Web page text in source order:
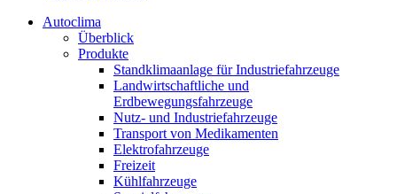
Autoclima
Überblick
Produkte
Standklimaanlage für Industriefahrzeuge
Landwirtschaftliche und
Erdbewegungsfahrzeuge
Nutz- und Industriefahrzeuge
Transport von Medikamenten
Elektrofahrzeuge
Freizeit
Kühlfahrzeuge